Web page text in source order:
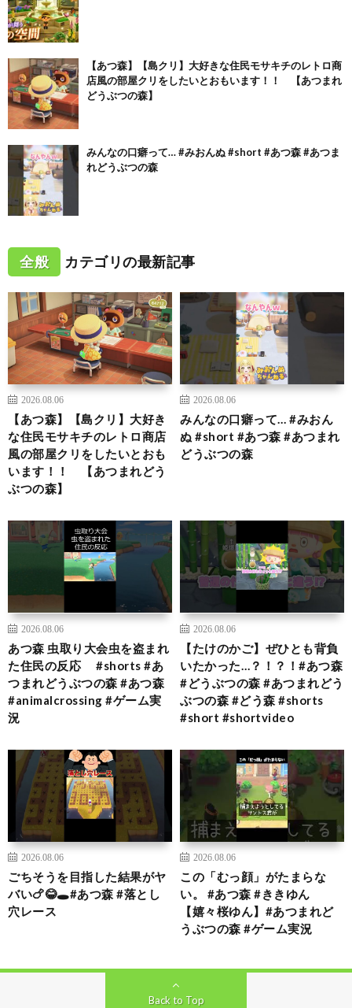
【あつ森】【島クリ】大好きな住民モサキチのレトロ商
店風の部屋クリをしたいとおもいます！！ 【あつまれ
どうぶつの森】
みんなの口癖って… #みおんぬ #short #あつ森 #あつま
れどうぶつの森
全般 カテゴリの最新記事
2026.08.06
【あつ森】【島クリ】大好き
な住民モサキチのレトロ商店
風の部屋クリをしたいとおも
います！！ 【あつまれどう
ぶつの森】
2026.08.06
みんなの口癖って… #みおん
ぬ #short #あつ森 #あつまれ
どうぶつの森
2026.08.06
あつ森 虫取り大会虫を盗まれ
た住民の反応 #shorts #あ
つまれどうぶつの森 #あつ森
#animalcrossing #ゲーム実
況
2026.08.06
【たけのかご】ぜひとも背負
いたかった…？！？！#あつ森
#どうぶつの森 #あつまれどう
ぶつの森 #どう森 #shorts
#short #shortvideo
2026.08.06
ごちそうを目指した結果がヤ
バい🍗😂🕳️#あつ森 #落とし
穴レース
2026.08.06
この「むっ顔」がたまらな
い。 #あつ森 #ききゆん
【嬉々桜ゆん】#あつまれど
うぶつの森 #ゲーム実況
Back to Top